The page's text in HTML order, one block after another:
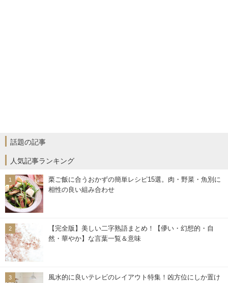
話題の記事
人気記事ランキング
栗ご飯に合うおかずの簡単レシピ15選。肉・野菜・魚別に
相性の良い組み合わせ
【完全版】美しい二字熟語まとめ！【儚い・幻想的・自
然・華やか】な言葉一覧＆意味
風水的に良いテレビのレイアウト特集！凶方位にしか置け